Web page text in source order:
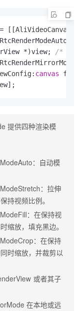
*)view; /* 预
canvas
提供四种渲染模
：自动模
：拉伸
持视频比例。
：在保持视
缩放，填充黑边。
：在保持
时缩放，并裁剪以
或者其子
在本地或远